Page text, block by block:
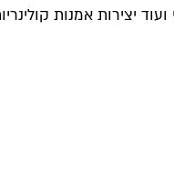
יצירות אמנות